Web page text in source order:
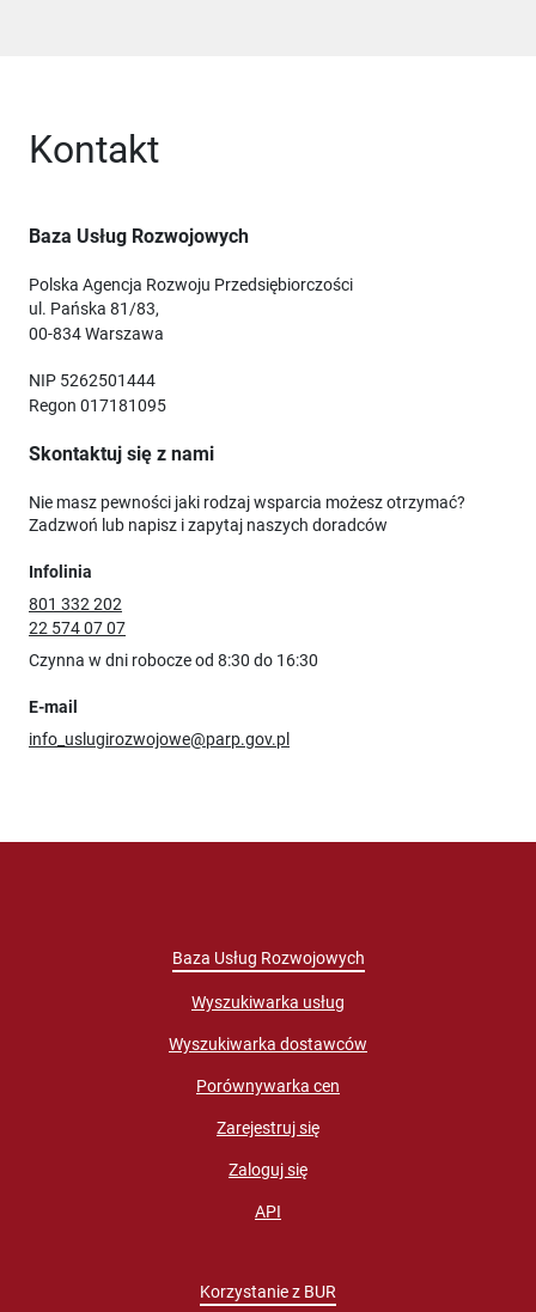
Kontakt
Baza Usług Rozwojowych
Polska Agencja Rozwoju Przedsiębiorczości
ul. Pańska 81/83,
00-834 Warszawa
NIP 5262501444
Regon 017181095
Skontaktuj się z nami
Nie masz pewności jaki rodzaj wsparcia możesz otrzymać?
Zadzwoń lub napisz i zapytaj naszych doradców
Infolinia
801 332 202
22 574 07 07
Czynna w dni robocze od 8:30 do 16:30
E-mail
info_uslugirozwojowe@parp.gov.pl
Baza Usług Rozwojowych
Wyszukiwarka usług
Wyszukiwarka dostawców
Porównywarka cen
Zarejestruj się
Zaloguj się
API
Korzystanie z BUR